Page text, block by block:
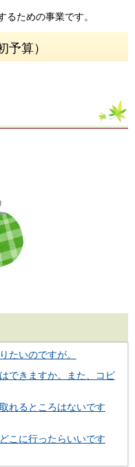
るための事業です。
予算）
たいのですが。
できますか。また、コピ
れるところはないです
こに行ったらいいです